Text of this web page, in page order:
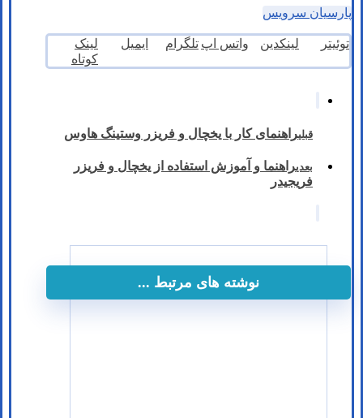
پارسیان سرویس
توئیتر لینکدین واتس اپ تلگرام ایمیل
لینک
کوتاه
قبلیراهنمای کار با یخچال و فریزر وستینگ هاوس
بعدیراهنما و آموزش استفاده از یخچال و فریزر
فریجیدر
نوشته های مرتبط ...